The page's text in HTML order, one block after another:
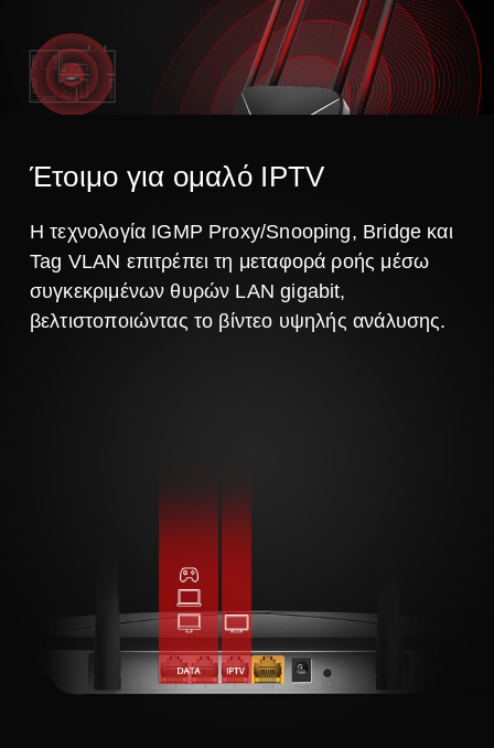
Έτοιμο για ομαλό IPTV
Η τεχνολογία IGMP Proxy/Snooping, Bridge και
Tag VLAN επιτρέπει τη μεταφορά ροής μέσω
συγκεκριμένων θυρών LAN gigabit,
βελτιστοποιώντας το βίντεο υψηλής ανάλυσης.